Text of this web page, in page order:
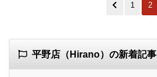
1 2
平野店（Hirano）の新着記事